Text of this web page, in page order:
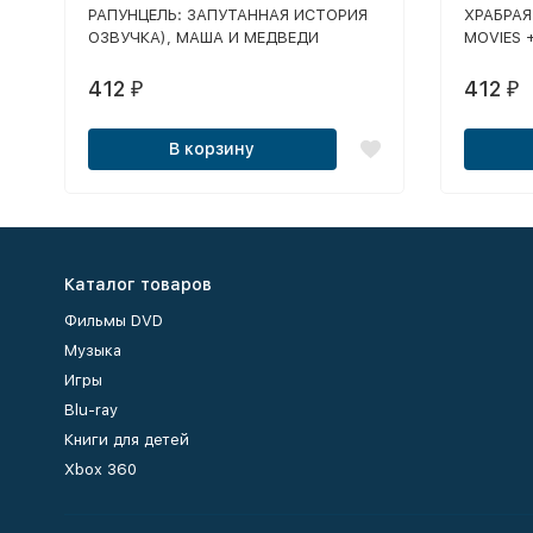
РАПУНЦЕЛЬ: ЗАПУТАННАЯ ИСТОРИЯ
ОЗВУЧКА), МАША И МЕДВЕДИ
СВИДАНИЕ СТЕЛЛЫ (ОЗВУЧКА),
SUPER BABYS, ВОЛШЕБНИК
ИЗУМРУДНОГО ГОРОДА (ОЗВУЧКА),
ЛЕДНИКОВЫЙ ПЕРИОД 2,
412 ₽
В корзину
MOVIES
ЧУДЕС,
ШКОЛА
412₽
Каталог товаров
Фильмы DVD
Музыка
Игры
Blu-ray
Книги для детей
Xbox 360